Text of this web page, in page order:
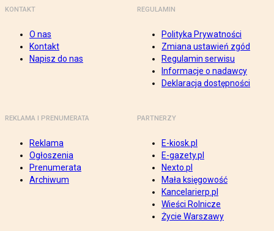
KONTAKT
O nas
Kontakt
Napisz do nas
REGULAMIN
Polityka Prywatności
Zmiana ustawień zgód
Regulamin serwisu
Informacje o nadawcy
Deklaracja dostępności
REKLAMA I PRENUMERATA
Reklama
Ogłoszenia
Prenumerata
Archiwum
PARTNERZY
E-kiosk.pl
E-gazety.pl
Nexto.pl
Mała księgowość
Kancelarierp.pl
Wieści Rolnicze
Życie Warszawy